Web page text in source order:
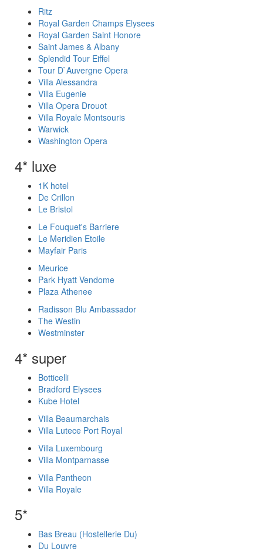
Ritz
Royal Garden Champs Elysees
Royal Garden Saint Honore
Saint James & Albany
Splendid Tour Eiffel
Tour D`Auvergne Opera
Villa Alessandra
Villa Eugenie
Villa Opera Drouot
Villa Royale Montsouris
Warwick
Washington Opera
4* luxe
1K hotel
De Crillon
Le Bristol
Le Fouquet's Barriere
Le Meridien Etoile
Mayfair Paris
Meurice
Park Hyatt Vendome
Plaza Athenee
Radisson Blu Ambassador
The Westin
Westminster
4* super
Botticelli
Bradford Elysees
Kube Hotel
Villa Beaumarchais
Villa Lutece Port Royal
Villa Luxembourg
Villa Montparnasse
Villa Pantheon
Villa Royale
5*
Bas Breau (Hostellerie Du)
Du Louvre